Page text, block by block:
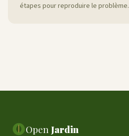
étapes pour reproduire le problème.
Open Jardin